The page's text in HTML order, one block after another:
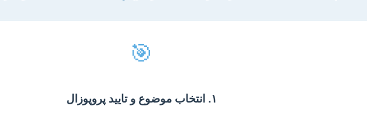
🎯
۱. انتخاب موضوع و تایید پروپوزال